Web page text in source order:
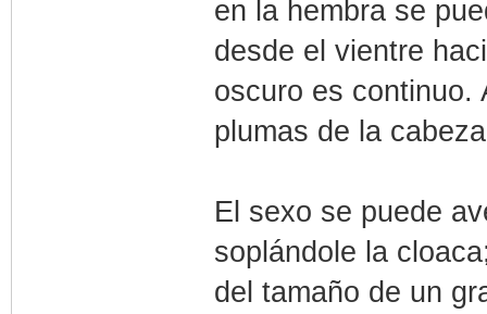
en la hembra se
desde el vientre
oscuro es continuo.
plumas de la
El sexo se puede
soplándole la
del tamaño de un